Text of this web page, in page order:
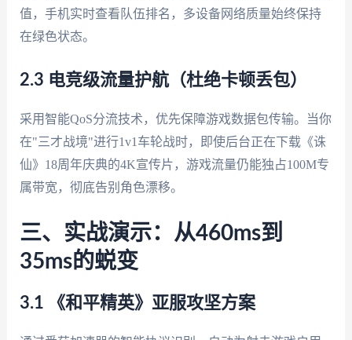
值，手机实时查看队伍排名，多设备网络质量始终保持
在绿色状态。
2.3 电竞级流量护航（杜绝卡顿丢包）
采用智能QoS分流技术，优先保障游戏数据包传输。当你
在"三才战境"进行1v1车轮战时，即使后台正在下载《诛
仙》18周年庆典的4K宣传片，游戏流量仍能独占100M专
属带宽，彻底告别角色漂移。
三、实战演示：从460ms到
35ms的蜕变
3.1 《和平精英》亚服攻坚方案